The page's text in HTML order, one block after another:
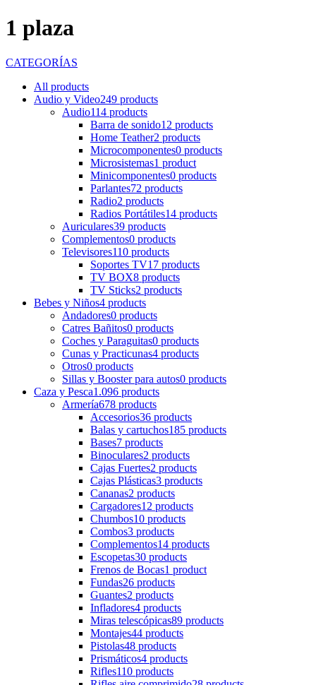
1 plaza
CATEGORÍAS
All products
Audio y Video249 products
Audio114 products
Barra de sonido12 products
Home Teather2 products
Microcomponentes0 products
Microsistemas1 product
Minicomponentes0 products
Parlantes72 products
Radio2 products
Radios Portátiles14 products
Auriculares39 products
Complementos0 products
Televisores110 products
Soportes TV17 products
TV BOX8 products
TV Sticks2 products
Bebes y Niños4 products
Andadores0 products
Catres Bañitos0 products
Coches y Paraguitas0 products
Cunas y Practicunas4 products
Otros0 products
Sillas y Booster para autos0 products
Caza y Pesca1.096 products
Armería678 products
Accesorios36 products
Balas y cartuchos185 products
Bases7 products
Binoculares2 products
Cajas Fuertes2 products
Cajas Plásticas3 products
Cananas2 products
Cargadores12 products
Chumbos10 products
Combos3 products
Complementos14 products
Escopetas30 products
Frenos de Bocas1 product
Fundas26 products
Guantes2 products
Infladores4 products
Miras telescópicas89 products
Montajes44 products
Pistolas48 products
Prismáticos4 products
Rifles110 products